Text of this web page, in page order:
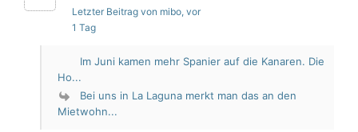
Letzter Beitrag von mibo, vor
1 Tag
Im Juni kamen mehr Spanier auf die Kanaren. Die
Ho...
Bei uns in La Laguna merkt man das an den
Mietwohn...